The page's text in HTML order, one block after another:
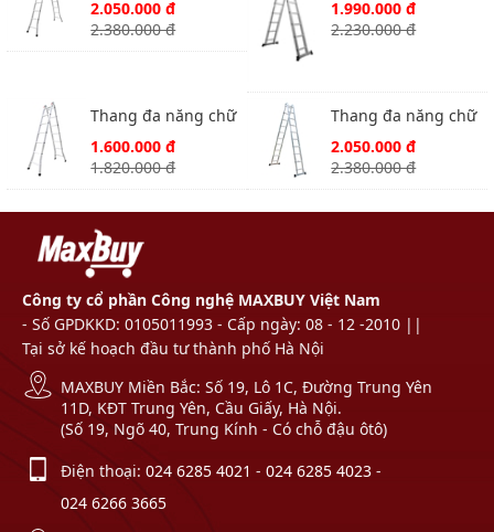
AMC - M310C
2.050.000 đ
2.380.000 đ
- M309
1.990.000 đ
2.230.000 đ
Thang đa năng chữ
A bản lớn Ameca
ACM - M307C
1.600.000 đ
1.820.000 đ
Thang đa năng chữ
A bản lớn Ameca
AMC - M310
2.050.000 đ
2.380.000 đ
Công ty cổ phần Công nghệ MAXBUY Việt Nam
- Số GPDKKD: 0105011993 - Cấp ngày: 08 - 12 -2010 ||
Tại sở kế hoạch đầu tư thành phố Hà Nội
MAXBUY Miền Bắc: Số 19, Lô 1C, Đường Trung Yên
11D, KĐT Trung Yên, Cầu Giấy, Hà Nội.
(Số 19, Ngõ 40, Trung Kính - Có chỗ đậu ôtô)
Điện thoại: 024 6285 4021 - 024 6285 4023 -
024 6266 3665